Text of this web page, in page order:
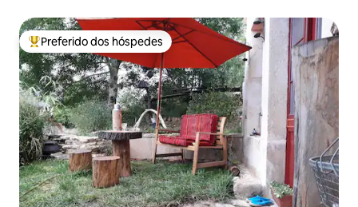
Entre os melhores preferidos dos hóspedes
Preferido dos hóspedes